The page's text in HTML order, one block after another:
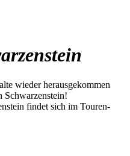
wieder herausgekommen
Schwarzenstein!
findet sich im Touren-